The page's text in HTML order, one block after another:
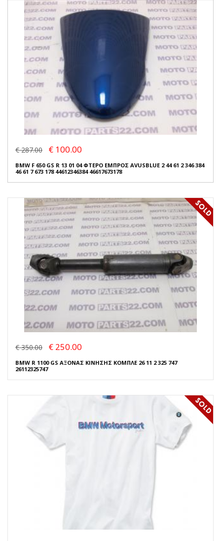
€ 287.00 € 100.00
BMW F 650 GS R 13 01 04 ΦΤΕΡΟ ΕΜΠΡΟΣ AVUSBLUE 2 44 61 2 346 384
46 61 7 673 178 44612346384 46617673178
€ 350.00 € 250.00
BMW R 1100 GS ΑΞΟΝΑΣ ΚΙΝΗΣΗΣ ΚΟΜΠΛΕ 26 11 2 325 747
26112325747